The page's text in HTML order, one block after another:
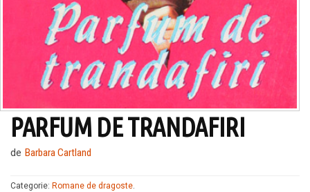
PARFUM DE TRANDAFIRI
de Barbara Cartland
Categorie: Romane de dragoste.